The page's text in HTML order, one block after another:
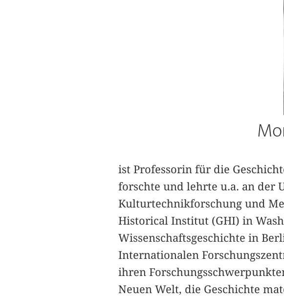
ist Professorin für die
forschte und lehrte u.a. an der
Kulturtechnikforschung und
Historical Institut (GHI) in
Wissenschaftsgeschichte in
Internationalen
ihren
Neuen Welt, die Geschichte